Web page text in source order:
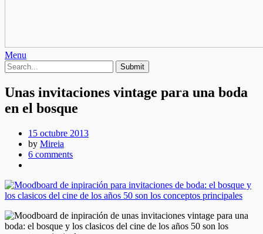
Menu
Unas invitaciones vintage para una boda
en el bosque
15 octubre 2013
by Mireia
6 comments